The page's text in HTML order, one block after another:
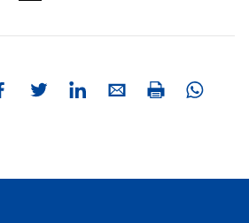
FacebookTwitterLinkedInE-mailPrint